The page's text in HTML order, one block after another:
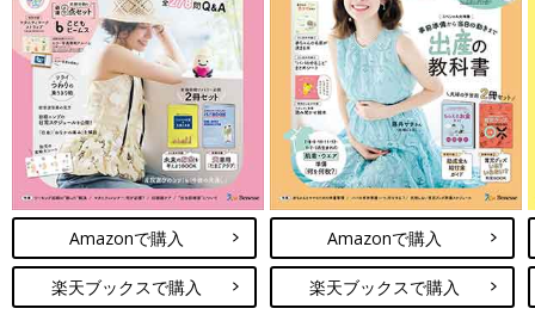
Amazonで購入
楽天ブックスで購入
Amazonで購入
楽天ブックスで購入